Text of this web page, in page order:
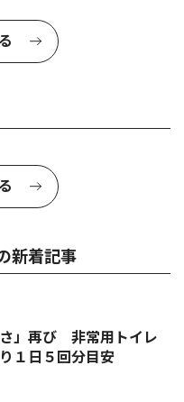
新着記事
」再び 非常用トイレ
１日５回分目安